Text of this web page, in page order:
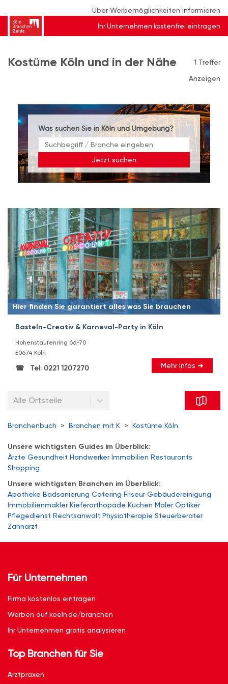
Über Werbemöglichkeiten informieren
Ihr Unternehmen kostenfrei eintragen
Kostüme Köln und in der Nähe
1 Treffer
Anzeigen
Was suchen Sie in Köln und Umgebung?
Jetzt suchen
Hier finden Sie garantiert alles was Sie brauchen
Basteln-Creativ & Karneval-Party in Köln
Hohenstaufenring 66-70
50674 Köln
Tel: 0221 1207270 Mehr Infos ➜
Alle Ortsteile
Branchenbuch > Branchen mit K > Kostüme Köln
Unsere wichtigsten Guides im Überblick:
Ärzte Gesundheit Handwerker Immobilien Restaurants
Shopping
Unsere wichtigsten Branchen im Überblick:
Apotheke Badsanierung Catering Friseur Gebäudereinigung
Immobilienmakler Kieferorthopäde Küchen Maler Optiker
Pflegedienst Rechtsanwalt Physiotherapie Steuerberater
Zahnarzt
Für Unternehmen
Firma kostenlos eintragen
Werben auf koeln.de/branchen
Ihr Unternehmen gratis analysieren
Top Branchen für Sie
Arztpraxen